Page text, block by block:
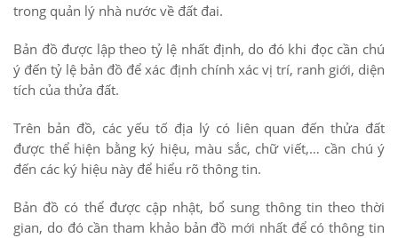
trong quản lý nhà nước về đất đai.
Bản đồ được lập theo tỷ lệ nhất định, do đó khi đọc cần chú
ý đến tỷ lệ bản đồ để xác định chính xác vị trí, ranh giới, diện
tích của thửa đất.
Trên bản đồ, các yếu tố địa lý có liên quan đến thửa đất
được thể hiện bằng ký hiệu, màu sắc, chữ viết,… cần chú ý
đến các ký hiệu này để hiểu rõ thông tin.
Bản đồ có thể được cập nhật, bổ sung thông tin theo thời
gian, do đó cần tham khảo bản đồ mới nhất để có thông tin